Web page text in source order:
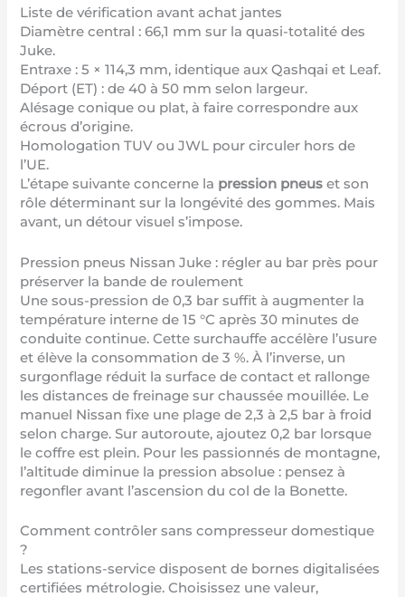
Liste de vérification avant achat jantes
Diamètre central : 66,1 mm sur la quasi-totalité des
Juke.
Entraxe : 5 × 114,3 mm, identique aux Qashqai et Leaf.
Déport (ET) : de 40 à 50 mm selon largeur.
Alésage conique ou plat, à faire correspondre aux
écrous d’origine.
Homologation TUV ou JWL pour circuler hors de
l’UE.
L’étape suivante concerne la pression pneus et son
rôle déterminant sur la longévité des gommes. Mais
avant, un détour visuel s’impose.
Pression pneus Nissan Juke : régler au bar près pour
préserver la bande de roulement
Une sous-pression de 0,3 bar suffit à augmenter la
température interne de 15 °C après 30 minutes de
conduite continue. Cette surchauffe accélère l’usure
et élève la consommation de 3 %. À l’inverse, un
surgonflage réduit la surface de contact et rallonge
les distances de freinage sur chaussée mouillée. Le
manuel Nissan fixe une plage de 2,3 à 2,5 bar à froid
selon charge. Sur autoroute, ajoutez 0,2 bar lorsque
le coffre est plein. Pour les passionnés de montagne,
l’altitude diminue la pression absolue : pensez à
regonfler avant l’ascension du col de la Bonette.
Comment contrôler sans compresseur domestique
?
Les stations-service disposent de bornes digitalisées
certifiées métrologie. Choisissez une valeur,